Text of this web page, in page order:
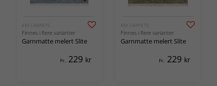
KM CARPETS
Finnes i flere varianter
Garnmatte melert Slite
Fr. 229 kr
KM CARPETS
Finnes i flere varianter
Garnmatte melert Slite
Fr. 229 kr